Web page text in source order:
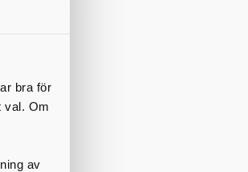
bra för
val. Om
av